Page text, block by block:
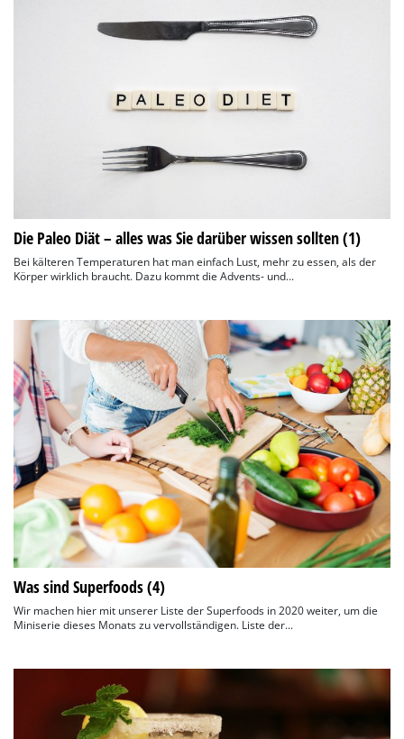
Die Paleo Diät – alles was Sie darüber wissen sollten (1)
Bei kälteren Temperaturen hat man einfach Lust, mehr zu essen, als der
Körper wirklich braucht. Dazu kommt die Advents- und...
Was sind Superfoods (4)
Wir machen hier mit unserer Liste der Superfoods in 2020 weiter, um die
Miniserie dieses Monats zu vervollständigen. Liste der...